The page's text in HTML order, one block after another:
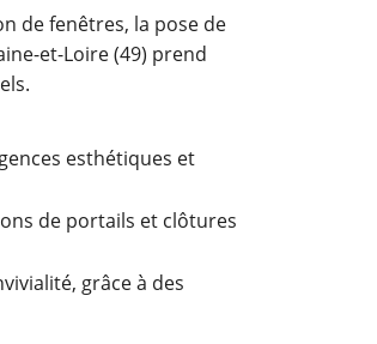
de fenêtres, la pose de
et-Loire (49) prend
esthétiques et
de portails et clôtures
grâce à des